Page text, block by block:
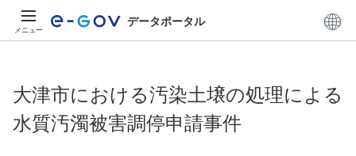
メニュー
データポータル
大津市における汚染土壌の処理による
水質汚濁被害調停申請事件